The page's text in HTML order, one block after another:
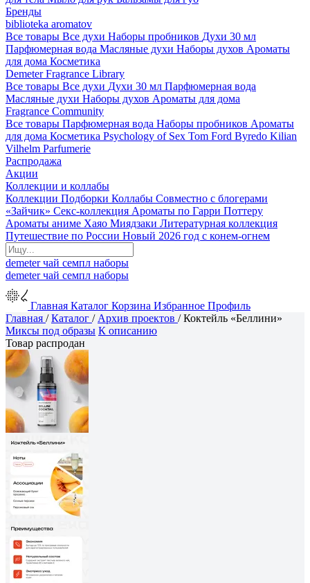
Бренды
biblioteka aromatov
Все товары Все духи Наборы пробников Духи 30 мл
Парфюмерная вода Масляные духи Наборы духов Ароматы
для дома Косметика
Demeter Fragrance Library
Все товары Все духи Духи 30 мл Парфюмерная вода
Масляные духи Наборы духов Ароматы для дома
Fragrance Community
Все товары Парфюмерная вода Наборы пробников Ароматы
для дома Косметика Psychology of Sex Tom Ford Byredo Kilian
Vilhelm Parfumerie
Распродажа
Акции
Коллекции и коллабы
Коллекции Подборки Коллабы Совместно с блогерами
«Зайчик» Секс-коллекция Ароматы по Гарри Поттеру
Ароматы аниме Хаяо Миядзаки Литературная коллекция
Путешествие по России Новый 2026 год с конем-огнем
demeterчай семпл наборы
demeterчай семпл наборы
Главная Каталог Корзина Избранное Профиль
Главная /Каталог / Архив проектов /Коктейль «Беллини»
Миксы под образы К описанию
Товар распродан